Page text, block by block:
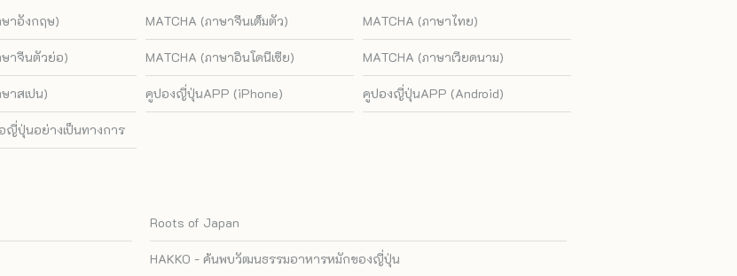
ษาอังกฤษ) MATCHA (ภาษาจีนเต็มตัว) MATCHA (ภาษาไทย)
ษาจีนตัวย่อ) MATCHA (ภาษาอินโดนีเซีย) MATCHA (ภาษาเวียดนาม)
าสเปน) คูปองญี่ปุ่นAPP (iPhone) คูปองญี่ปุ่นAPP (Android)
ญี่ปุ่นอย่างเป็นทางการ
Roots of Japan
HAKKO - ค้นพบวัฒนธรรมอาหารหมักของญี่ปุ่น